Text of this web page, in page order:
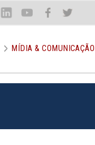
Lin You Face Twit
MÍDIA & COMUNICAÇÃO